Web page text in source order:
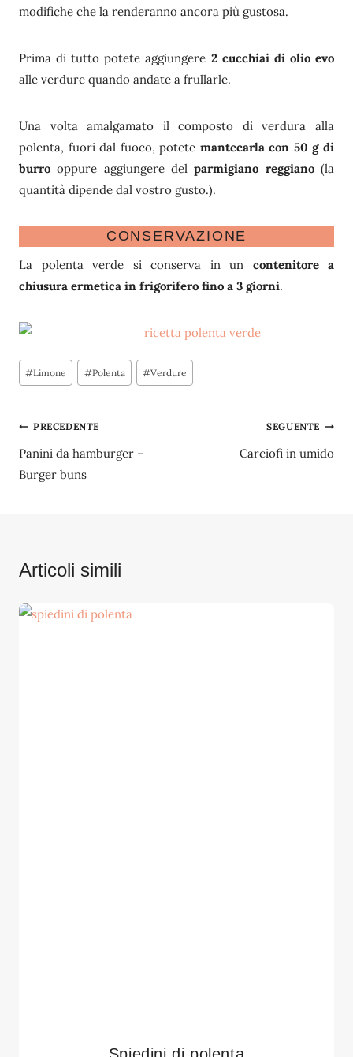
modifiche che la renderanno ancora più gustosa.
Prima di tutto potete aggiungere 2 cucchiai di olio evo
alle verdure quando andate a frullarle.
Una volta amalgamato il composto di verdura alla
polenta, fuori dal fuoco, potete mantecarla con 50 g di
burro oppure aggiungere delparmigiano reggiano(la
quantità dipende dal vostro gusto.).
CONSERVAZIONE
La polenta verde si conserva in un contenitore a
chiusura ermetica in frigorifero fino a 3 giorni.
Tag
articolo:
#Limone #Polenta #Verdure
Navigazione
articoli
PRECEDENTE
Panini da hamburger –
Burger buns
SEGUENTE
Carciofi in umido
Articoli simili